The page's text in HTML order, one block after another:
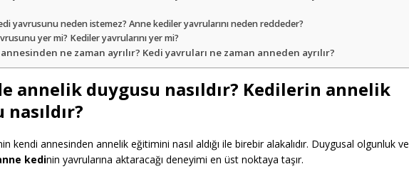
yavrusunu neden istemez? Anne kediler yavrularını neden reddeder?
yer mi? Kediler yavrularını yer mi?
ne zaman ayrılır? Kedi yavruları ne zaman anneden ayrılır?
annelik duygusu nasıldır? Kedilerin annelik
kendi annesinden annelik eğitimini nasıl aldığı ile birebir alakalıdır. Duygusal olgunluk ve
kedinin yavrularına aktaracağı deneyimi en üst noktaya taşır.